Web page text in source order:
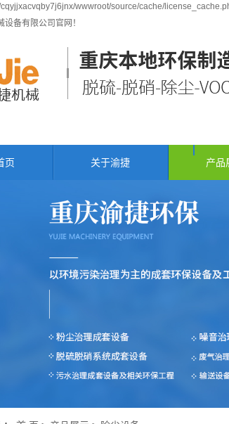
wwwroot/source/cache/
备有限公司官网！
页 关于渝捷 产品